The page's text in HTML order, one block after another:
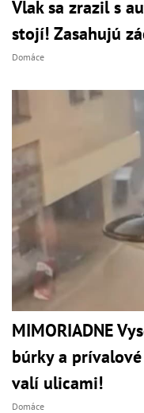
Vlak sa zrazil s
stojí! Zasahujú
Domáce
MIMORIADNE
búrky a prívalové
valí ulicami!
Domáce